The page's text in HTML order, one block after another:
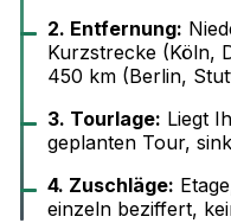
2. Entfernung:
Kurzstrecke (Köln,
450 km (Berlin,
3. Tourlage: Liegt
geplanten Tour,
4. Zuschläge:
einzeln beziffert,